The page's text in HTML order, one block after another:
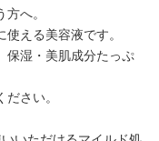
へ。
える美容液です。
保湿・美肌成分たっぷ
さい。